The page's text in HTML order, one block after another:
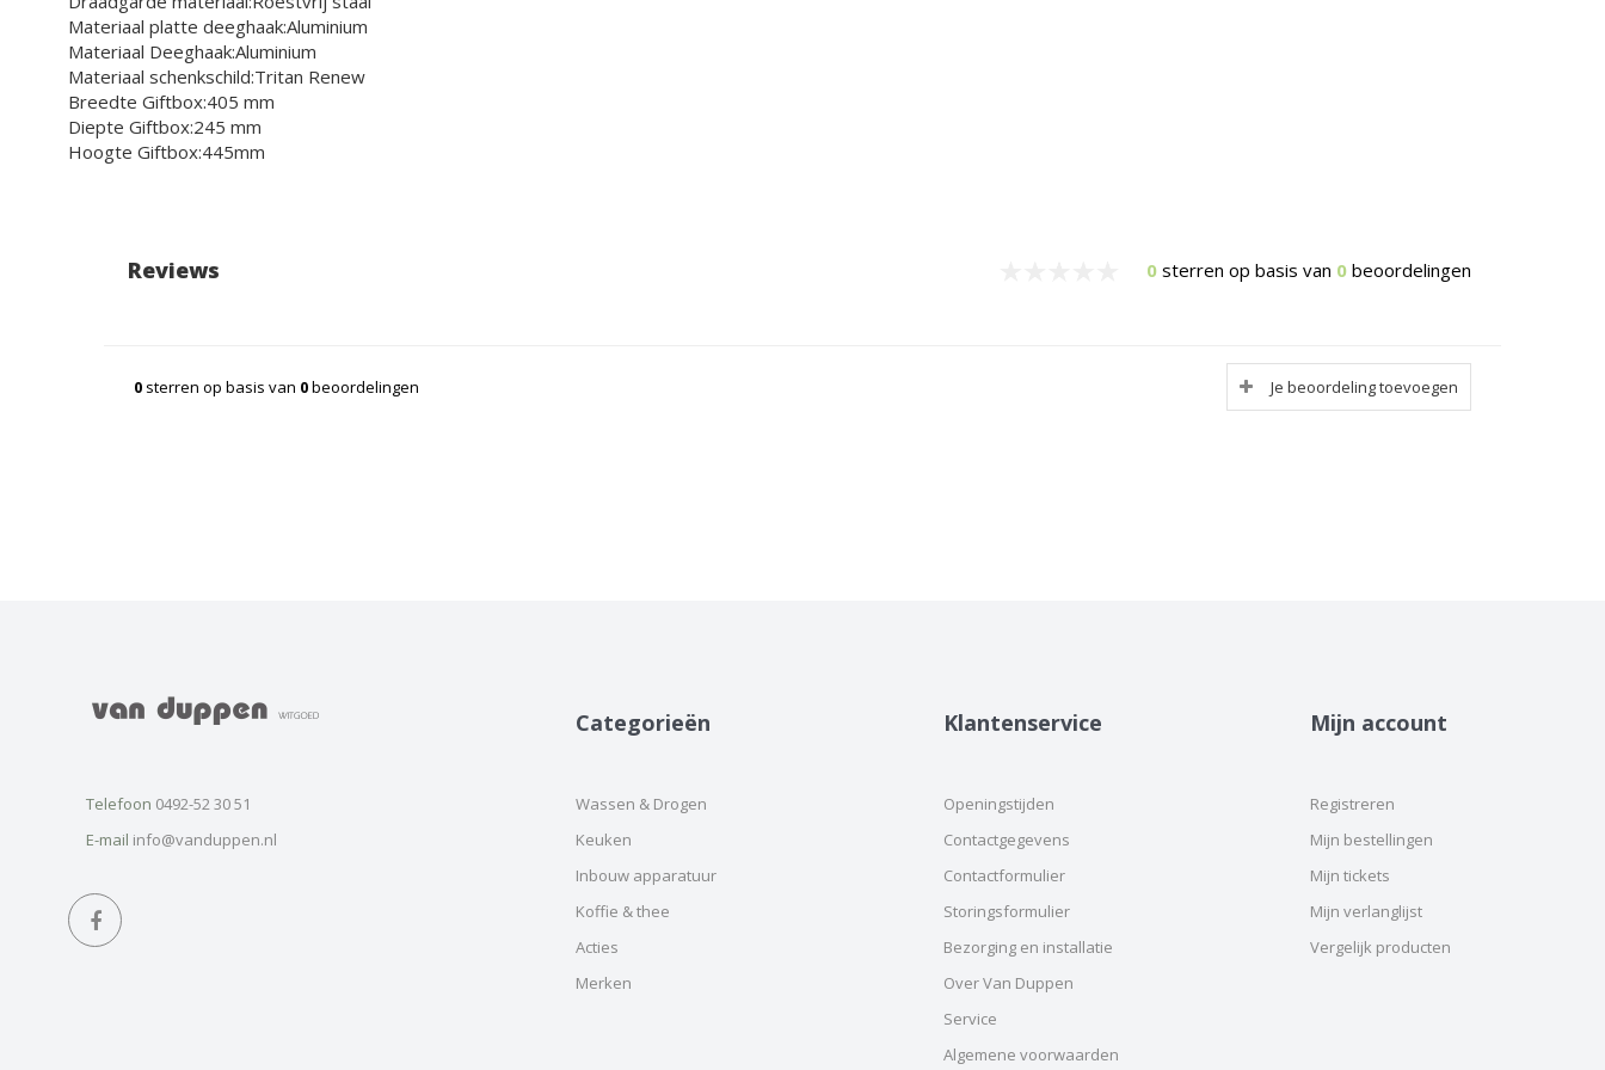
Materiaal platte deeghaak:Aluminium
Materiaal Deeghaak:Aluminium
Materiaal schenkschild:Tritan Renew
Breedte Giftbox:405 mm
Diepte Giftbox:245 mm
Hoogte Giftbox:445mm
Reviews 0 sterren op basis van 0 beoordelingen
0 sterren op basis van 0beoordelingen Je beoordeling toevoegen
Telefoon 0492-52 30 51
E-mail info@vanduppen.nl
Categorieën
Wassen & Drogen
Keuken
Inbouw apparatuur
Koffie & thee
Acties
Merken
Klantenservice
Openingstijden
Contactgegevens
Contactformulier
Storingsformulier
Bezorging en installatie
Over Van Duppen
Service
Algemene voorwaarden
Mijn account
Registreren
Mijn bestellingen
Mijn tickets
Mijn verlanglijst
Vergelijk producten